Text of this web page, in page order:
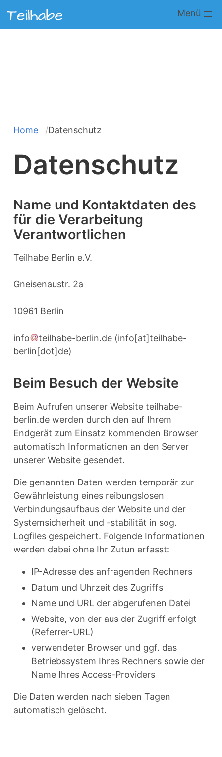
zum
Main
navigation
Pfadnavigation
Home Datenschutz
Datenschutz
Name und Kontaktdaten des
für die Verarbeitung
Verantwortlichen
Teilhabe Berlin e.V.
Gneisenaustr. 2a
10961 Berlin
info teilhabe-berlin.de (info[at]teilhabe-
berlin[dot]de)
Beim Besuch der Website
Beim Aufrufen unserer Website teilhabe-
berlin.de werden durch den auf Ihrem
Endgerät zum Einsatz kommenden Browser
automatisch Informationen an den Server
unserer Website gesendet.
Die genannten Daten werden temporär zur
Gewährleistung eines reibungslosen
Verbindungsaufbaus der Website und der
Systemsicherheit und -stabilität in sog.
Logfiles gespeichert. Folgende Informationen
werden dabei ohne Ihr Zutun erfasst:
IP-Adresse des anfragenden Rechners
Datum und Uhrzeit des Zugriffs
Name und URL der abgerufenen Datei
Website, von der aus der Zugriff erfolgt
(Referrer-URL)
verwendeter Browser und ggf. das
Betriebssystem Ihres Rechners sowie der
Name Ihres Access-Providers
Die Daten werden nach sieben Tagen
automatisch gelöscht.